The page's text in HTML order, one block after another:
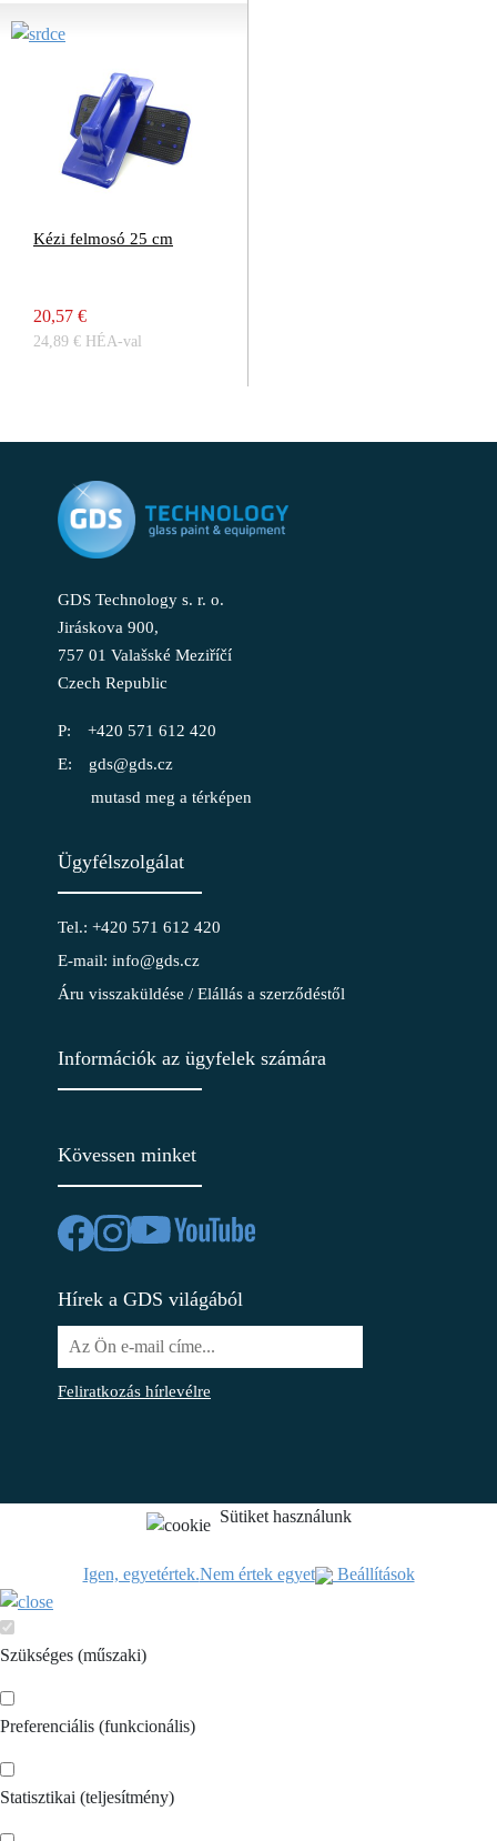
Kézi felmosó 25 cm
20,57 €
24,89 € HÉA-val
GDS Technology s. r. o.
Jiráskova 900,
757 01 Valašské Meziříčí
Czech Republic
+420 571 612 420
gds@gds.cz
mutasd meg a térképen
Ügyfélszolgálat
Tel.: +420 571 612 420
E-mail: info@gds.cz
Áru visszaküldése / Elállás a szerződéstől
Információk az ügyfelek számára
Kövessen minket
Hírek a GDS világából
Feliratkozás hírlevélre
Sütiket használunk
Igen, egyetértek.Nem értek egyet Beállítások
Szükséges (műszaki)
Preferenciális (funkcionális)
Statisztikai (teljesítmény)